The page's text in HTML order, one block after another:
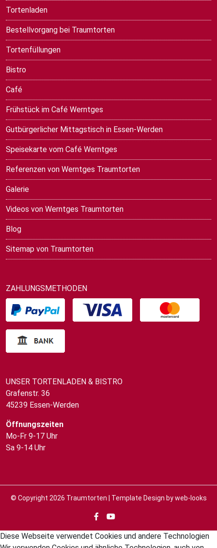
Tortenladen
Bestellvorgang bei Traumtorten
Tortenfüllungen
Bistro
Café
Frühstück im Café Werntges
Gutbürgerlicher Mittagstisch in Essen-Werden
Speisekarte vom Café Werntges
Referenzen von Werntges Traumtorten
Galerie
Videos von Werntges Traumtorten
Blog
Sitemap von Traumtorten
ZAHLUNGSMETHODEN
UNSER TORTENLADEN & BISTRO
Grafenstr. 36
45239 Essen-Werden
Öffnungszeiten
Mo-Fr 9-17 Uhr
Sa 9-14 Uhr
© Copyright 2026 Traumtorten | Template Design byweb-looks
Diese Webseite verwendet Cookies und andere Technologien